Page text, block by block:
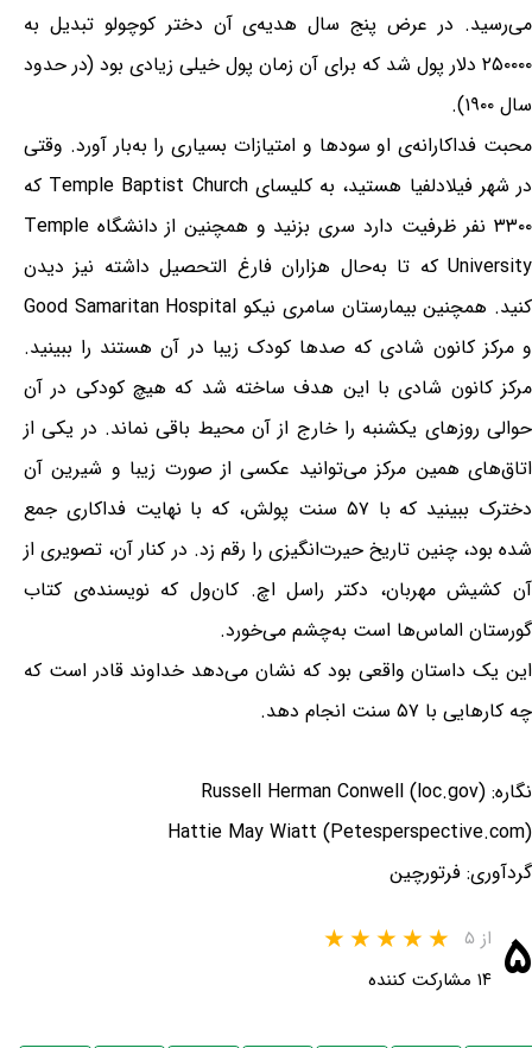
می‌رسید. در عرض پنج سال هدیه‌ی آن دختر کوچولو تبدیل به
۲۵۰۰۰۰ دلار پول شد که برای آن زمان پول خیلی زیادی بود (در حدود
سال ۱۹۰۰).
محبت فداکارانه‌ی او سودها و امتیازات بسیاری را به‌بار آورد. وقتی
در شهر فیلادلفیا هستید، به کلیسای Temple Baptist Church که
۳۳۰۰ نفر ظرفیت دارد سری بزنید و همچنین از دانشگاه Temple
University که تا به‌حال هزاران فارغ التحصیل داشته نیز دیدن
کنید. همچنین بیمارستان سامری نیکو Good Samaritan Hospital
و مرکز کانون شادی که صدها کودک زیبا در آن هستند را ببینید.
مرکز کانون شادی با این هدف ساخته شد که هیچ کودکی در آن
حوالی روزهای یکشنبه را خارج از آن محیط باقی نماند. در یکی از
اتاق‌های همین مرکز می‌توانید عکسی از صورت زیبا و شیرین آن
دخترک ببینید که با ۵۷ سنت پولش، که با نهایت فداکاری جمع
شده بود، چنین تاریخ حیرت‌انگیزی را رقم زد. در کنار آن، تصویری از
آن کشیش مهربان، دکتر راسل اچ. کان‌ول که نویسنده‌ی کتاب
گورستان الماس‌ها است به‌چشم می‌خورد.
این یک داستان واقعی بود که نشان می‌دهد خداوند قادر است که
چه کارهایی با ۵۷ سنت انجام دهد.
نگاره: Russell Herman Conwell (loc.gov)
Hattie May Wiatt (Petesperspective.com)
گردآوری: فرتورچین
۵ از ۵
۱۴ مشارکت کننده